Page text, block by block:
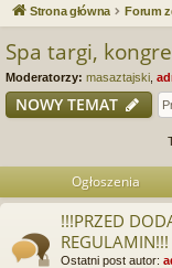
Strona główna
Spa targi,
Moderatorzy: masaztajski
NOWY TEMAT
Ogłoszenia
!!!PRZED
REGULAMIN!!!
Ostatni post autor: